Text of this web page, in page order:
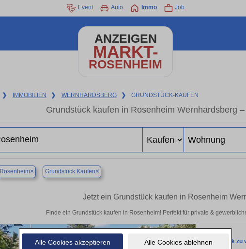
Alle Cookies akzeptieren Alle Cookies ablehnen
Event Auto Immo Job
ANZEIGEN
MARKT-
ROSENHEIM
❯ IMMOBILIEN ❯ WERNHARDSBERG ❯ GRUNDSTÜCK-KAUFEN
Grundstück kaufen in Rosenheim Wernhardsberg
Rosenheim× Grundstück Kaufen×
Jetzt ein Grundstück kaufen in Rosenheim
Finde ein Grundstück kaufen in Rosenheim! Perfekt für private &
Grundstück zu